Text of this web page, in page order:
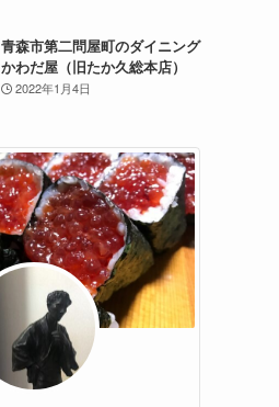
青森市第二問屋町のダイニング
かわだ屋（旧たか久総本店）
2022年1月4日